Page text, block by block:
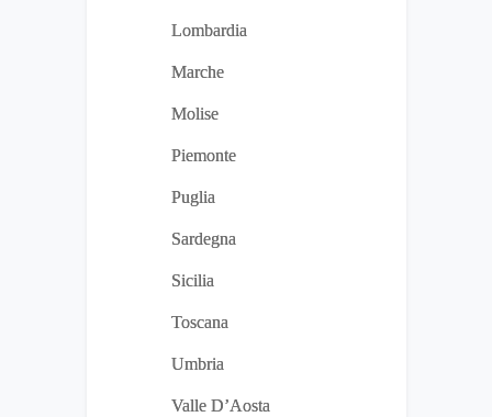
Lombardia
Marche
Molise
Piemonte
Puglia
Sardegna
Sicilia
Toscana
Umbria
Valle D’Aosta